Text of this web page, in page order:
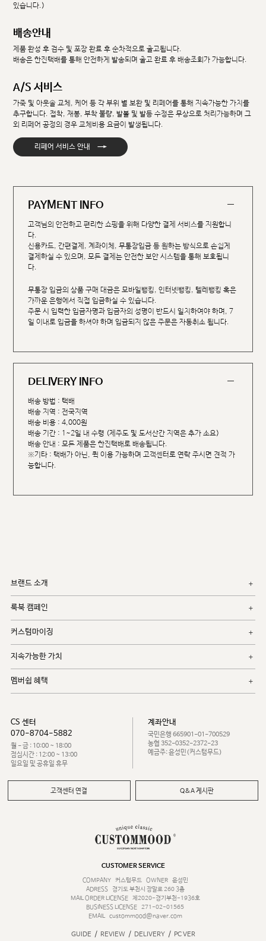
있습니다.)
배송안내
제품 완성 후 검수 및 포장 완료 후 순차적으로 출고됩니다.
배송은 한진택배를 통해 안전하게 발송되며 출고 완료 후 배송조회가 가능합니다.
A/S 서비스
가죽 및 아웃솔 교체, 케어 등 각 부위 별 보완 및 리페어를 통해 지속가능한 가치를
추구합니다. 접착, 재봉, 부착 불량, 발볼 및 발등 수정은 무상으로 처리가능하며 그
외 리페어 공정의 경우 교체비용 요금이 발생됩니다.
리페어 서비스 안내 →
PAYMENT INFO
고객님의 안전하고 편리한 쇼핑을 위해 다양한 결제 서비스를 지원합니
다.
신용카드, 간편결제, 계좌이체, 무통장입금 등 원하는 방식으로 손쉽게
결제하실 수 있으며, 모든 결제는 안전한 보안 시스템을 통해 보호됩니
다.
무통장 입금의 상품 구매 대금은 모바일뱅킹, 인터넷뱅킹, 텔레뱅킹 혹은
가까운 은행에서 직접 입금하실 수 있습니다.
주문 시 입력한 입금자명과 입금자의 성명이 반드시 일치하여야 하며, 7
일 이내로 입금을 하셔야 하며 입금되지 않은 주문은 자동취소 됩니다.
DELIVERY INFO
배송 방법 : 택배
배송 지역 : 전국지역
배송 비용 : 4,000원
배송 기간 : 1~2일 내 수령 (제주도 및 도서산간 지역은 추가 소요)
배송 안내 : 모든 제품은 한진택배로 배송됩니다.
※기타 : 택배가 아닌, 퀵 이용 가능하며 고객센터로 연락 주시면 견적 가
능합니다.
브랜드 소개
룩북 캠페인
커스텀마이징
지속가능한 가치
멤버쉽 혜택
CS 센터
070-8704-5882
월 - 금 : 10:00 ~ 18:00
점심시간 : 12:00 ~ 13:00
일요일 및 공휴일 휴무
계좌안내
국민은행 665901-01-700529
농협 352-0352-2372-23
예금주: 윤성민(커스텀무드)
고객센터 연결 Q&A 게시판
CUSTOMER SERVICE
COMPANY
커스텀무드 OWNER
윤성민
ADRESS
경기도 부천시 장말로 260 3층
MAIL ORDER LICENSE
제2020-경기부천-1936호
BUSINESS LICENSE 271-02-01565
EMAIL
custommood@naver.com
GUIDE / REVIEW / DELIVERY / PC VER